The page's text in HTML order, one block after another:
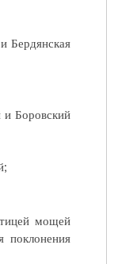
Бердянская
и Боровский
мощей
поклонения